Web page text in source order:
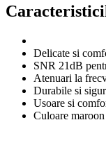
Delicate si
SNR 21dB
Atenuari la
Durabile si
Usoare si
Culoare